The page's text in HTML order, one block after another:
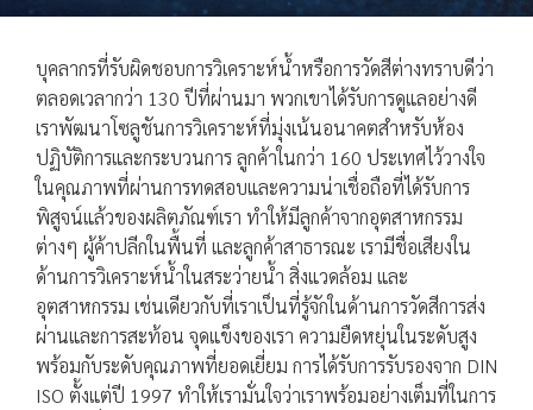
บุคลากรที่รับผิดชอบการวิเคราะห์น้ำหรือการวัดสีต่างทราบดีว่า
ตลอดเวลากว่า 130 ปีที่ผ่านมา พวกเขาได้รับการดูแลอย่างดี
เราพัฒนาโซลูชันการวิเคราะห์ที่มุ่งเน้นอนาคตสำหรับห้อง
ปฏิบัติการและกระบวนการ ลูกค้าในกว่า 160 ประเทศไว้วางใจ
ในคุณภาพที่ผ่านการทดสอบและความน่าเชื่อถือที่ได้รับการ
พิสูจน์แล้วของผลิตภัณฑ์เรา ทำให้มีลูกค้าจากอุตสาหกรรม
ต่างๆ ผู้ค้าปลีกในพื้นที่ และลูกค้าสาธารณะ เรามีชื่อเสียงใน
ด้านการวิเคราะห์น้ำในสระว่ายน้ำ สิ่งแวดล้อม และ
อุตสาหกรรม เช่นเดียวกับที่เราเป็นที่รู้จักในด้านการวัดสีการส่ง
ผ่านและการสะท้อน จุดแข็งของเรา ความยืดหยุ่นในระดับสูง
พร้อมกับระดับคุณภาพที่ยอดเยี่ยม การได้รับการรับรองจาก DIN
ISO ตั้งแต่ปี 1997 ทำให้เรามั่นใจว่าเราพร้อมอย่างเต็มที่ในการ